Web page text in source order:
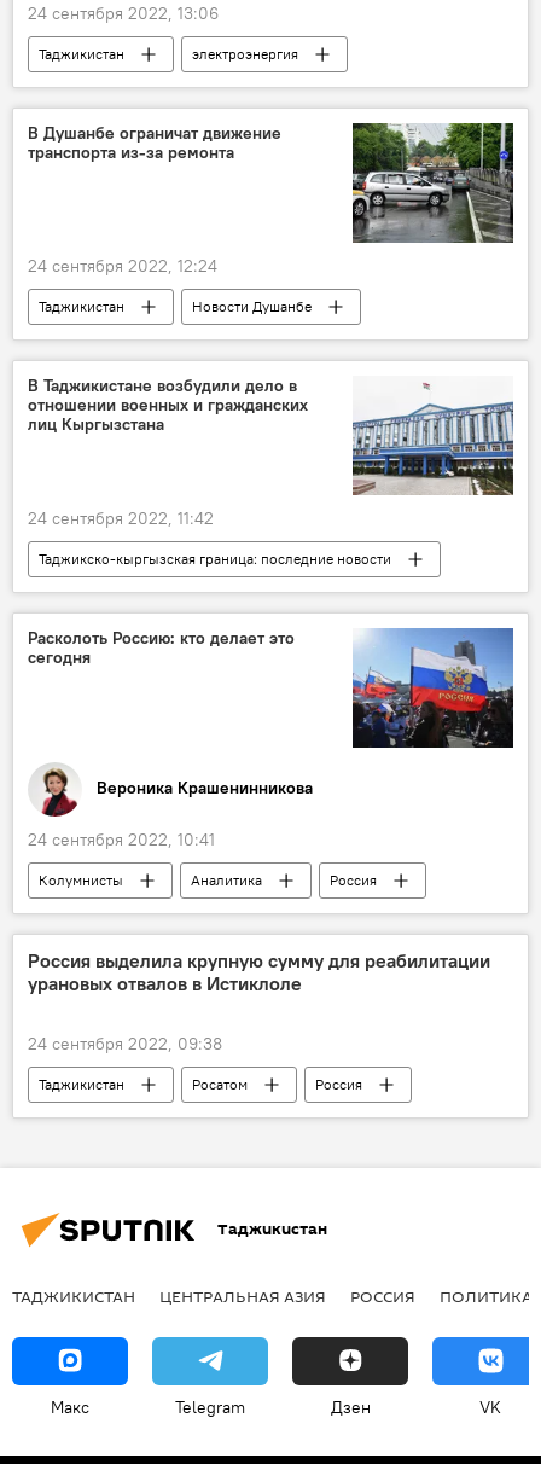
24 сентября 2022, 13:06
Таджикистан
электроэнергия
Новости Куляба и Хатлонской области
В Душанбе ограничат движение
транспорта из-за ремонта
24 сентября 2022, 12:24
Таджикистан
Новости Душанбе
Транспорт
В Таджикистане возбудили дело в
отношении военных и гражданских
лиц Кыргызстана
24 сентября 2022, 11:42
Таджикско-кыргызская граница: последние новости
Таджикистан
Кыргызстан
Генпрокуратура Таджикистана
Расколоть Россию: кто делает это
сегодня
Вероника Крашенинникова
24 сентября 2022, 10:41
Колумнисты Аналитика
Россия
Мир
Политика
Россия выделила крупную сумму для реабилитации
урановых отвалов в Истиклоле
24 сентября 2022, 09:38
Таджикистан Росатом
Россия
Энергетика
уран
Таджикистан
ТАДЖИКИСТАН ЦЕНТРАЛЬНАЯ АЗИЯ РОССИЯ ПОЛИТИКА
Макс Telegram Дзен VK